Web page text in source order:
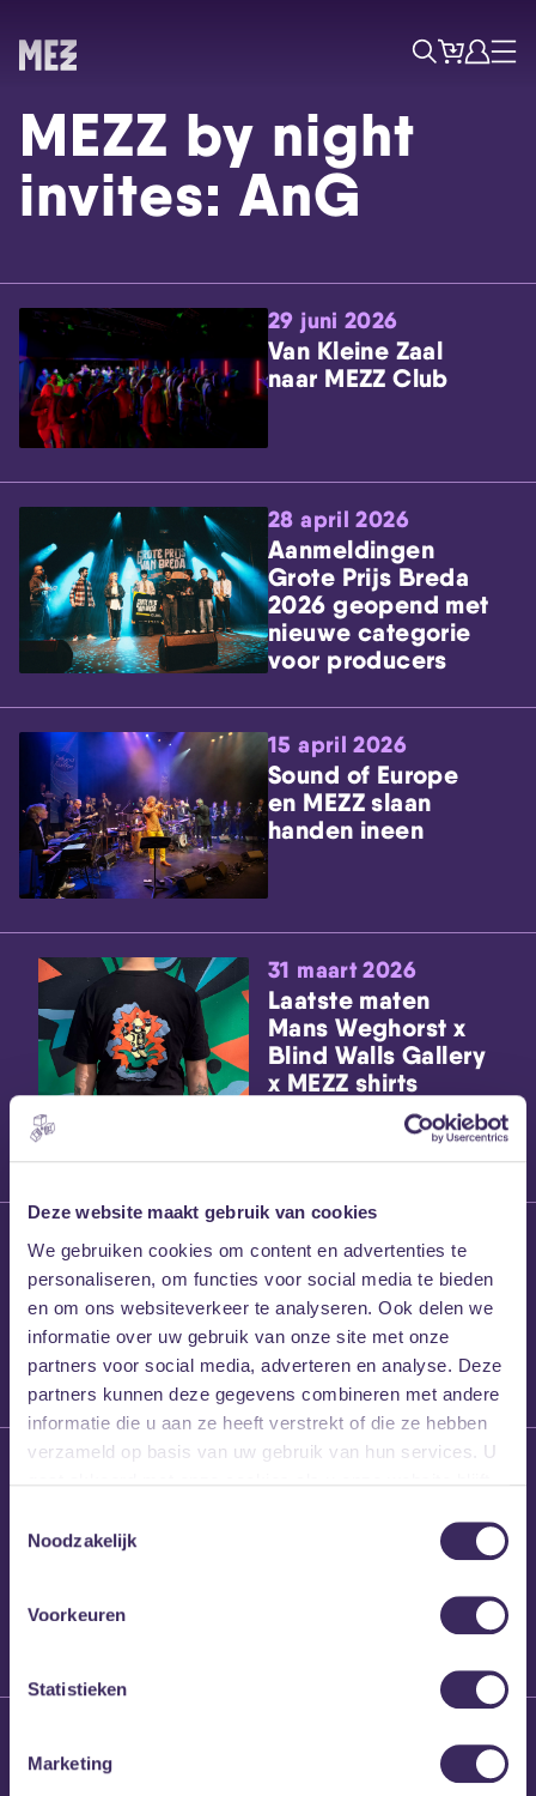
Deze website maakt gebruik van cookies
We gebruiken cookies om content en advertenties te
personaliseren, om functies voor social media te bieden
en om ons websiteverkeer te analyseren. Ook delen we
informatie over uw gebruik van onze site met onze
partners voor social media, adverteren en analyse. Deze
partners kunnen deze gegevens combineren met andere
informatie die u aan ze heeft verstrekt of die ze hebben
verzameld op basis van uw gebruik van hun services. U
Noodzakelijk
Voorkeuren
Statistieken
Marketing
Skip navigatie
ZoekTicketsAccount
Menu
MEZZ by night
invites: AnG
29 juni 2026
Van Kleine Zaal
naar MEZZ Club
28 april 2026
Aanmeldingen
Grote Prijs Breda
2026 geopend met
nieuwe categorie
voor producers
15 april 2026
Sound of Europe
en MEZZ slaan
handen ineen
31 maart 2026
Laatste maten
Mans Weghorst x
Blind Walls Gallery
x MEZZ shirts
27 maart 2026
Willem’s Blog:
Frans Kalf
26 maart 2026